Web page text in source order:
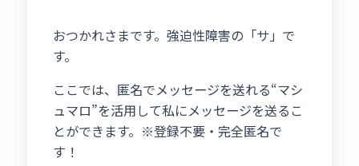
おつかれさまです。強迫性障害の「サ」で
す。
ここでは、匿名でメッセージを送れる“マシ
ュマロ”を活用して私にメッセージを送るこ
とができます。※登録不要・完全匿名で
す！